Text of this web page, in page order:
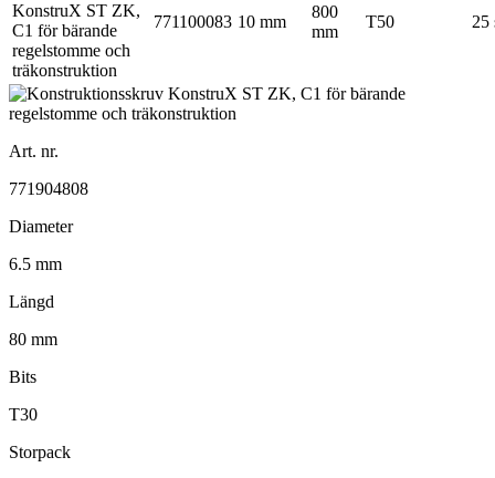
771100083 10 mm
800
mm
T50 25
Art. nr.
771904808
Diameter
6.5 mm
Längd
80 mm
Bits
T30
Storpack